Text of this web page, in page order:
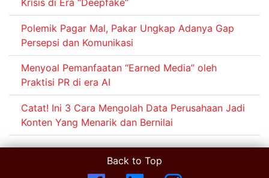
Krisis di Era “Deepfake”
Polemik Pagar Mal, Pakar Ungkap Adanya Gap
Persepsi dan Komunikasi
Menyoal Pemanfaatan “Earned Media” oleh
Praktisi PR di era AI
Catat! Ini 3 Cara Mengolah Data Perusahaan Jadi
Konten Yang Menarik dan Bernilai
Back to Top